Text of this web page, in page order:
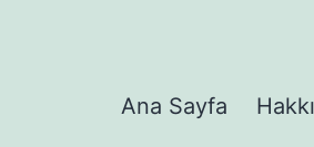
Ana Sayfa